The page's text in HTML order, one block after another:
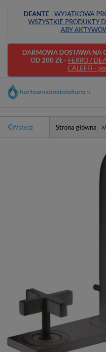
DEANTE- WYJĄTKOWA
- WSZYSTKIE PRODUKTY
ABY
DARMOWA DOSTAWA NA
OD 200 ZŁ- FERRO /
CALEFFI -
Wstecz Strona główna